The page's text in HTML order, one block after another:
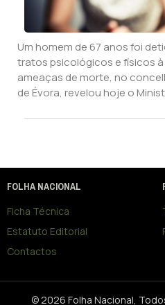
Um homem de 67 anos foi
tratos psicológicos e físicos à
ameaças de morte, no
de Évora, revelou hoje o
FOLHA NACIONAL
Ficha Técnica
Estatuto Editorial
Contactos
© 2026 Folha Nacional,